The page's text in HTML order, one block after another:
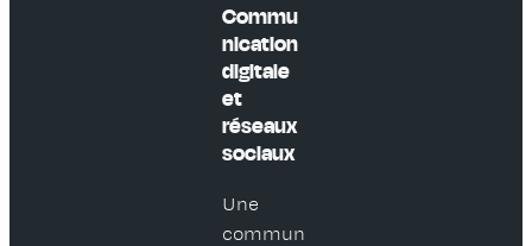
Commu
nication
digitale
et
réseaux
sociaux
Une
commun